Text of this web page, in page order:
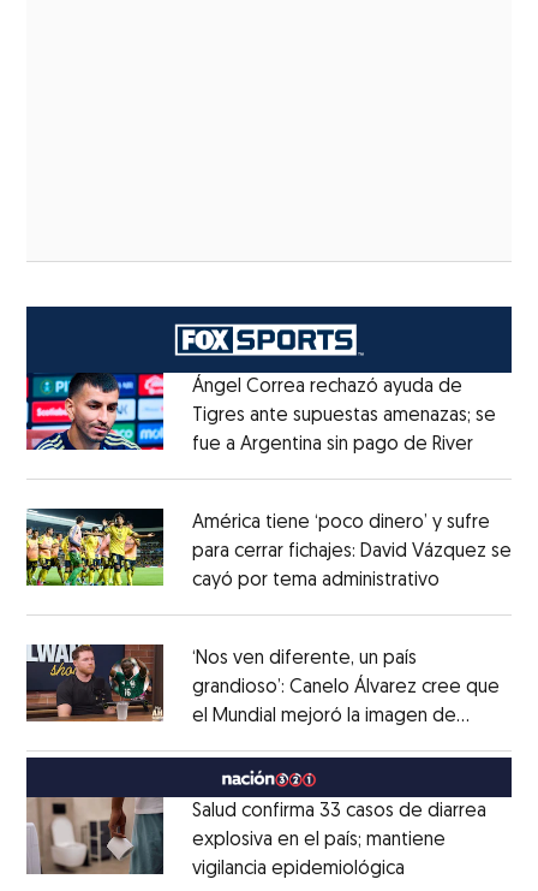
Ángel Correa rechazó ayuda de
Tigres ante supuestas amenazas; se
fue a Argentina sin pago de RiverOpens
América tiene ‘poco dinero’ y sufre
para cerrar fichajes: David Vázquez se
cayó por tema administrativo
‘Nos ven diferente, un país
grandioso’: Canelo Álvarez cree que
el Mundial mejoró la imagen de
MéxicoOpens in new window
Salud confirma 33 casos de diarrea
explosiva en el país; mantiene
vigilancia epidemiológica